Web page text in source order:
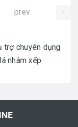
trợ chuyên dụng
nhám xếp
prev